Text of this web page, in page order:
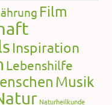
Film
Inspiration
Lebenshilfe
Musik
Naturheilkunde